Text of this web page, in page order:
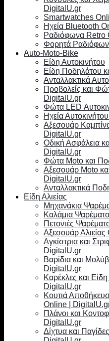
DigitalU.gr
Smartwatches
Ηχεία Bluetooth
Ραδιόφωνα Retro
Φορητά
Auto-Moto-Bike
Είδη Αυτοκινήτου
Είδη Ποδηλάτου
Ανταλλακτικά
Προβολείς και
DigitalU.gr
Φώτα LED
Ηχεία
Αξεσουάρ
DigitalU.gr
Οδική Ασφάλεια
DigitalU.gr
Φώτα Moto και
Αξεσουάρ Moto
DigitalU.gr
Ανταλλακτικά
Είδη Αλιείας
Μηχανάκια
Καλάμια
Πετονιές
Αξεσουάρ
Αγκίστρια και
DigitalU.gr
Βαρίδια και
DigitalU.gr
Καρέκλες και
DigitalU.gr
Κουτιά
Online |
Πλάνοι και
DigitalU.gr
Δίχτυα και